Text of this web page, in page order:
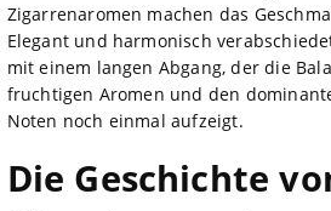
Zigarrenaromen machen das
Elegant und harmonisch
mit einem langen Abgang, der die
fruchtigen Aromen und den
Noten noch einmal aufzeigt.
Die Geschichte